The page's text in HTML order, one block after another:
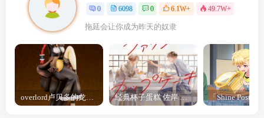
0 6098 0 6.1W+ 49.7W+
拖延会让你成为昨天的奴隶
overlord卢贝多的龙王谁厉害 「Overlord」露普斯蕾琪娜·贝塔手办开订 经典杯子蛋糕 佐岸 漫画「经典杯子蛋糕」宣布真人日剧化